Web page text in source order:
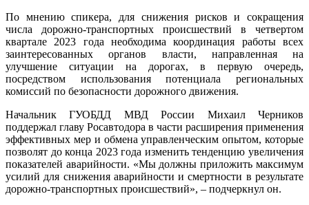
По мнению спикера, для снижения рисков и сокращения
числа дорожно-транспортных происшествий в четвертом
квартале 2023 года необходима координация работы всех
заинтересованных органов власти, направленная на
улучшение ситуации на дорогах, в первую очередь,
посредством использования потенциала региональных
комиссий по безопасности дорожного движения.
Начальник ГУОБДД МВД России Михаил Черников
поддержал главу Росавтодора в части расширения применения
эффективных мер и обмена управленческим опытом, которые
позволят до конца 2023 года изменить тенденцию увеличения
показателей аварийности. «Мы должны приложить максимум
усилий для снижения аварийности и смертности в результате
дорожно-транспортных происшествий», – подчеркнул он.